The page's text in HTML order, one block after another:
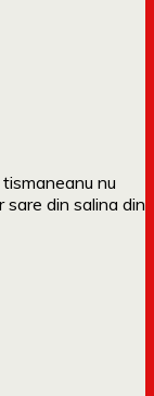
nu
sare din salina din